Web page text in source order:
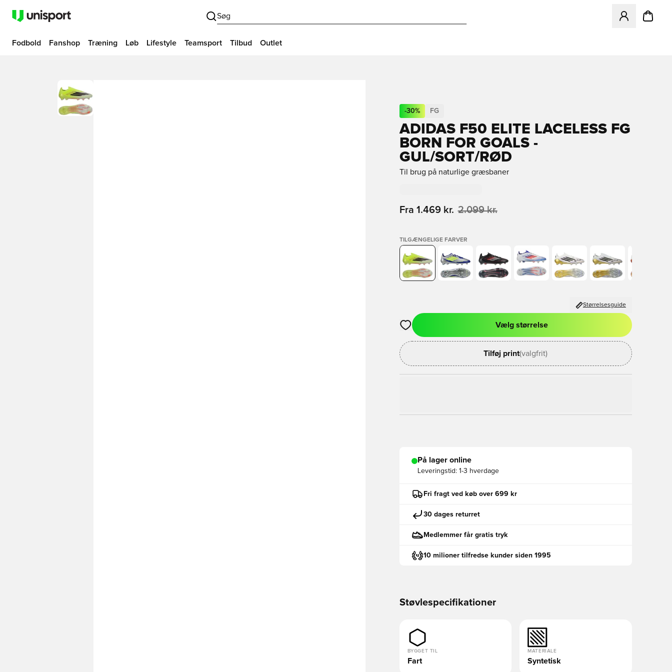
Søg
Åbner en
Fodbold Fanshop Træning Løb Lifestyle Teamsport Tilbud Outlet
-30% FG
ADIDAS F50 ELITE LACELESS FG
BORN FOR GOALS -
GUL/SORT/RØD
Til brug på naturlige græsbaner
Fra 1.469 kr. 2.099 kr.
TILGÆNGELIGE FARVER
Størrelsesguide
Åbner en Modal til at logge ind eller tilmelde dig som medlem
Vælg størrelse
Tilføj print(valgfrit)
På lager online
Leveringstid: 1-3 hverdage
Fri fragt ved køb over 699 kr
30 dages returret
Medlemmer får gratis tryk
10 milioner tilfredse kunder siden 1995
Støvlespecifikationer
BYGGET TIL
Fart
MATERIALE
Syntetisk